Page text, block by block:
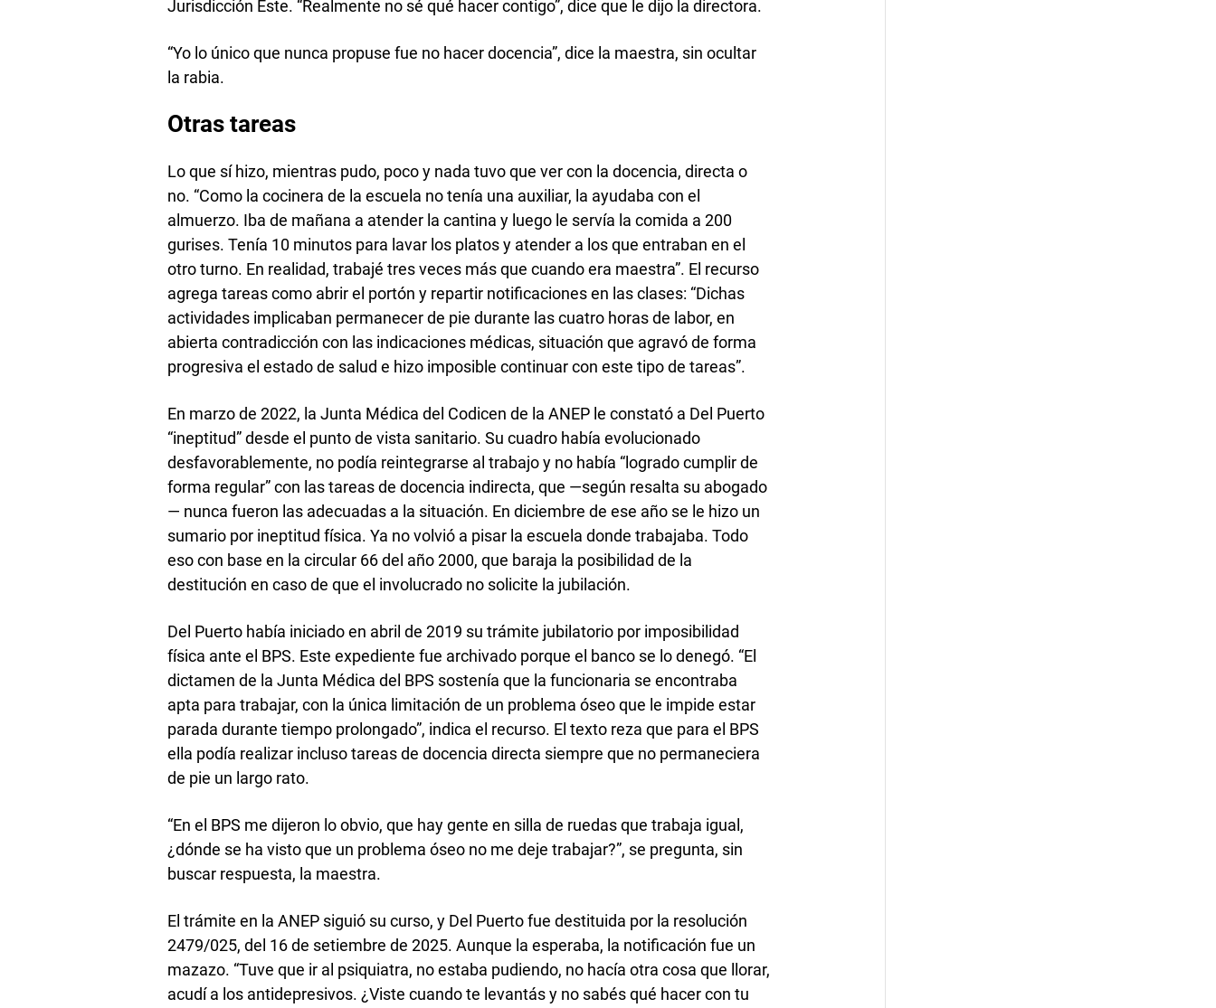
Jurisdicción Este. “Realmente no sé qué hacer contigo”, dice que le dijo la directora.
“Yo lo único que nunca propuse fue no hacer docencia”, dice la maestra, sin ocultar
la rabia.
Otras tareas
Lo que sí hizo, mientras pudo, poco y nada tuvo que ver con la docencia, directa o
no. “Como la cocinera de la escuela no tenía una auxiliar, la ayudaba con el
almuerzo. Iba de mañana a atender la cantina y luego le servía la comida a 200
gurises. Tenía 10 minutos para lavar los platos y atender a los que entraban en el
otro turno. En realidad, trabajé tres veces más que cuando era maestra”. El recurso
agrega tareas como abrir el portón y repartir notificaciones en las clases: “Dichas
actividades implicaban permanecer de pie durante las cuatro horas de labor, en
abierta contradicción con las indicaciones médicas, situación que agravó de forma
progresiva el estado de salud e hizo imposible continuar con este tipo de tareas”.
En marzo de 2022, la Junta Médica del Codicen de la ANEP le constató a Del Puerto
“ineptitud” desde el punto de vista sanitario. Su cuadro había evolucionado
desfavorablemente, no podía reintegrarse al trabajo y no había “logrado cumplir de
forma regular” con las tareas de docencia indirecta, que —según resalta su abogado
— nunca fueron las adecuadas a la situación. En diciembre de ese año se le hizo un
sumario por ineptitud física. Ya no volvió a pisar la escuela donde trabajaba. Todo
eso con base en la circular 66 del año 2000, que baraja la posibilidad de la
destitución en caso de que el involucrado no solicite la jubilación.
Del Puerto había iniciado en abril de 2019 su trámite jubilatorio por imposibilidad
física ante el BPS. Este expediente fue archivado porque el banco se lo denegó. “El
dictamen de la Junta Médica del BPS sostenía que la funcionaria se encontraba
apta para trabajar, con la única limitación de un problema óseo que le impide estar
parada durante tiempo prolongado”, indica el recurso. El texto reza que para el BPS
ella podía realizar incluso tareas de docencia directa siempre que no permaneciera
de pie un largo rato.
“En el BPS me dijeron lo obvio, que hay gente en silla de ruedas que trabaja igual,
¿dónde se ha visto que un problema óseo no me deje trabajar?”, se pregunta, sin
buscar respuesta, la maestra.
El trámite en la ANEP siguió su curso, y Del Puerto fue destituida por la resolución
2479/025, del 16 de setiembre de 2025. Aunque la esperaba, la notificación fue un
mazazo. “Tuve que ir al psiquiatra, no estaba pudiendo, no hacía otra cosa que llorar,
acudí a los antidepresivos. ¿Viste cuando te levantás y no sabés qué hacer con tu